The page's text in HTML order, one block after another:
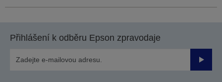
Přihlášení k odběru Epson zpravodaje